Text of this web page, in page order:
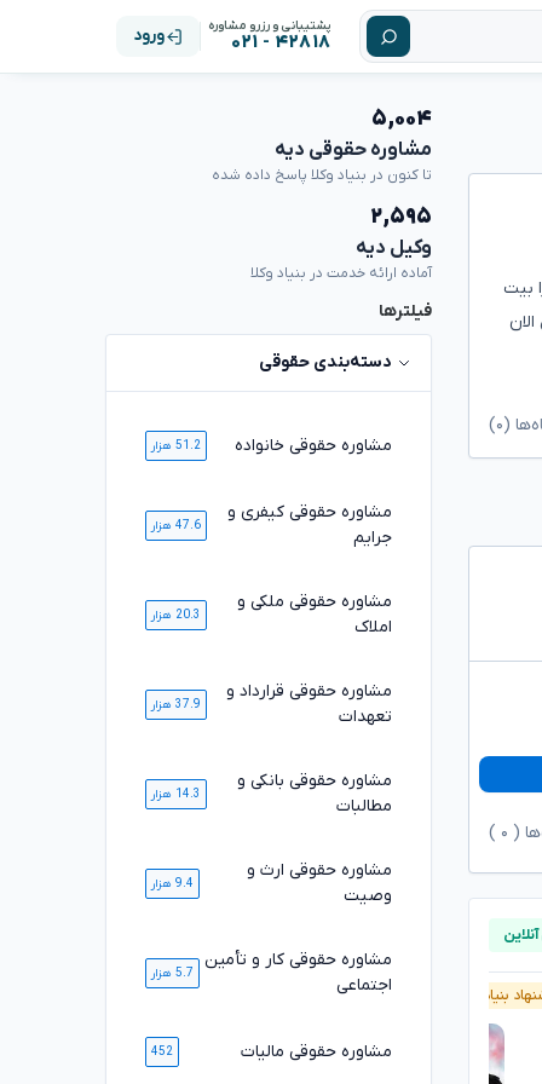
پشتیبانی و رزرو مشاوره
۴۲۸۱۸ - ۰۲۱ ورود
بیت
(۰)
( ۰
بنیاد وکلا آنلاین
۵,۰۰۴
مشاوره حقوقی دیه
تا کنون در بنیاد وکلا پاسخ داده شده
۲,۵۹۵
وکیل دیه
آماده ارائه خدمت در بنیاد وکلا
فیلترها
دسته‌بندی حقوقی
مشاوره حقوقی خانواده 51.2 هزار
مشاوره حقوقی کیفری و
جرایم
47.6 هزار
مشاوره حقوقی ملکی و
املاک
20.3 هزار
مشاوره حقوقی قرارداد و
تعهدات
37.9 هزار
مشاوره حقوقی بانکی و
مطالبات
14.3 هزار
مشاوره حقوقی ارث و
وصیت
9.4 هزار
مشاوره حقوقی کار و تأمین
اجتماعی
5.7 هزار
مشاوره حقوقی مالیات 452